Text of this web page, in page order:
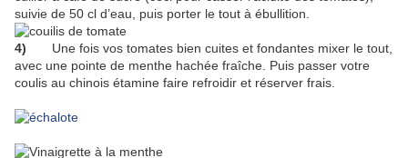
suivie de 50 cl d’eau, puis porter le tout à ébullition.
4)
Une fois vos tomates bien cuites et fondantes mixer le tout,
avec une pointe de menthe hachée fraîche. Puis passer votre
coulis au chinois étamine faire refroidir et réserver frais.